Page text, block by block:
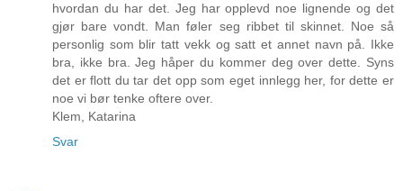
hvordan du har det. Jeg har opplevd noe lignende og det
gjør bare vondt. Man føler seg ribbet til skinnet. Noe så
personlig som blir tatt vekk og satt et annet navn på. Ikke
bra, ikke bra. Jeg håper du kommer deg over dette. Syns
det er flott du tar det opp som eget innlegg her, for dette er
noe vi bør tenke oftere over.
Klem, Katarina
Svar